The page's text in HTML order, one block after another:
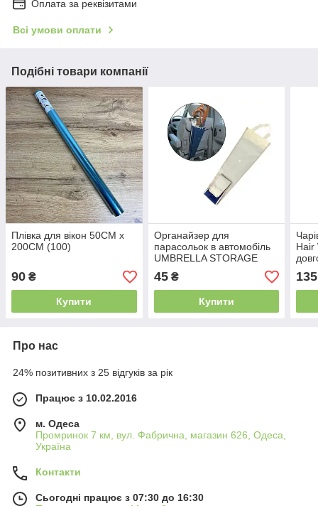
Оплата за реквізитами
Всі умови оплати
Подібні товари компанії
Плівка для вікон 50CM x
200CM (100)
90 ₴
Купити
Органайзер для
парасольок в автомобіль
UMBRELLA STORAGE
BAG HANGING
45₴
Купити
Hair
шт
135
Про нас
24% позитивних з 25 відгуків за рік
Працює з 10.02.2016
м. Одеса
Промринок 7 км, вул. Фабрична, магазин 626, Одеса,
Україна
Контакти
Сьогодні працює з 07:30 до 16:30